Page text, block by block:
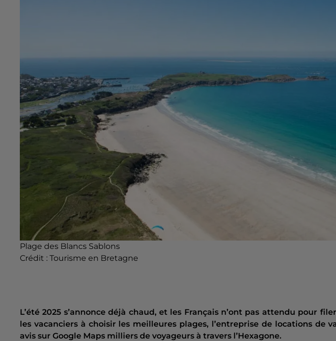
Plage des Blancs Sablons
Crédit : Tourisme en Bretagne
L’été 2025 s’annonce déjà chaud, et les Français n’ont pas attendu pour
les vacanciers à choisir les meilleures plages, l’entreprise de locations de
avis sur Google Maps milliers de voyageurs à travers l’Hexagone.